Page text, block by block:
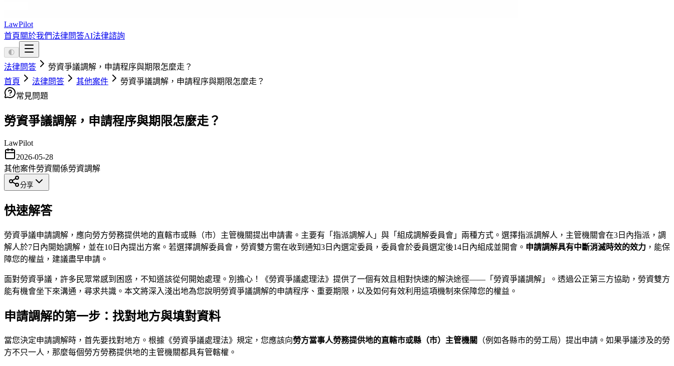
LawPilot
首頁 關於我們法律問答AI法律諮詢
🌓
法律問答
勞資爭議調解，申請程序與期限怎麼走？
首頁
法律問答 其他案件
勞資爭議調解，申請程序與期限怎麼走？
常見問題
勞資爭議調解，申請程序與期限怎麼走？
LawPilot
2026-05-28
其他案件勞資關係勞資調解
分享
快速解答
勞資爭議申請調解，應向勞方勞務提供地的直轄市或縣（市）主管機關提出申請書。主要有「指派調解人」與「組成調解委員會」兩種方式。選擇指派調解人，主管機關會在3日內指派，調
解人於7日內開始調解，並在10日內提出方案。若選擇調解委員會，勞資雙方需在收到通知3日內選定委員，委員會於委員選定後14日內組成並開會。 申請調解具有中斷消滅時效的效力 ，能保
障您的權益，建議盡早申請。
面對勞資爭議，許多民眾常感到困惑，不知道該從何開始處理。別擔心！《勞資爭議處理法》提供了一個有效且相對快速的解決途徑——「勞資爭議調解」。透過公正第三方協助，勞資雙方
能有機會坐下來溝通，尋求共識。本文將深入淺出地為您說明勞資爭議調解的申請程序、重要期限，以及如何有效利用這項機制來保障您的權益。
申請調解的第一步：找對地方與填對資料
當您決定申請調解時，首先要找對地方。根據《勞資爭議處理法》規定，您應該向勞方當事人勞務提供地的直轄市或縣（市）主管機關
（例如各縣市的勞工局）提出申請。如果爭議涉及的勞
方不只一人，那麼每個勞方勞務提供地的主管機關都具有管轄權。